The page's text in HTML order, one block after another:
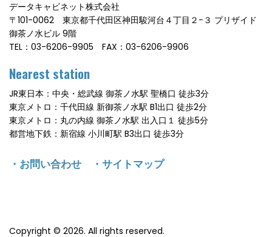
データキャビネット株式会社
〒101-0062 東京都千代田区神田駿河台４丁目２−３ プリザイド
御茶ノ水ビル 9階
TEL：03-6206-9905 FAX：03-6206-9906
Nearest station
JR東日本：中央・総武線 御茶ノ水駅 聖橋口 徒歩3分
東京メトロ：千代田線 新御茶ノ水駅 B1出口 徒歩2分
東京メトロ：丸の内線 御茶ノ水駅 出入口１ 徒歩5分
都営地下鉄：新宿線 小川町駅 B3出口 徒歩3分
・ お問い合わせ ・ サイトマップ
Copyright © 2026. All rights reserved.